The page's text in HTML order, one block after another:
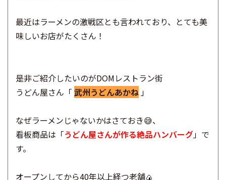
最近はラーメンの激戦区とも言われており、とても美
味しいお店がたくさん！
是非ご紹介したいのがDOMレストラン街
うどん屋さん「 武州うどんあかね 」
なぜラーメンじゃないかはさておき😅、
看板商品は「うどん屋さんが作る絶品ハンバーグ」で
す。
オープンしてから40年以上経つ老舗🍙